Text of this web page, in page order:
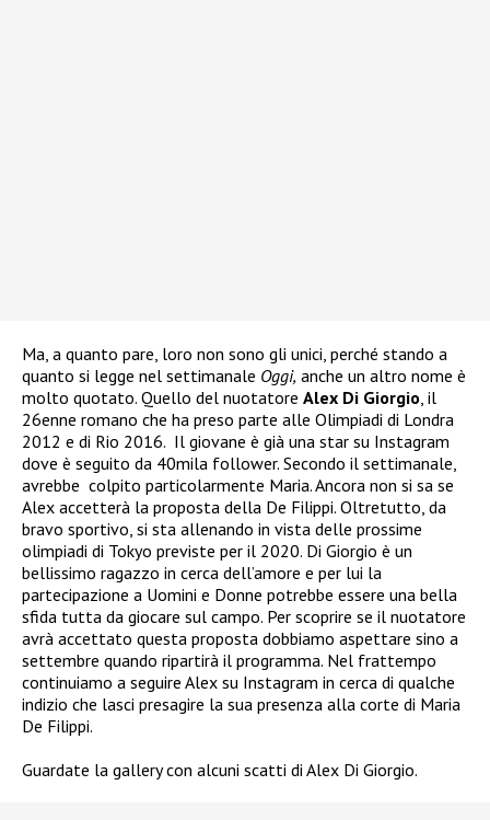
Ma, a quanto pare, loro non sono gli unici, perché stando a
quanto si legge nel settimanale Oggi, anche un altro nome è
molto quotato. Quello del nuotatore Alex Di Giorgio , il
26enne romano che ha preso parte alle Olimpiadi di Londra
2012 e di Rio 2016. Il giovane è già una star su Instagram
dove è seguito da 40mila follower. Secondo il settimanale,
avrebbe colpito particolarmente Maria.Ancora non si sa se
Alex accetterà la proposta della De Filippi. Oltretutto, da
bravo sportivo, si sta allenando in vista delle prossime
olimpiadi di Tokyo previste per il 2020. Di Giorgio è un
bellissimo ragazzo in cerca dell’amore e per lui la
partecipazione a Uomini e Donne potrebbe essere una bella
sfida tutta da giocare sul campo. Per scoprire se il nuotatore
avrà accettato questa proposta dobbiamo aspettare sino a
settembre quando ripartirà il programma. Nel frattempo
continuiamo a seguire Alex su Instagram in cerca di qualche
indizio che lasci presagire la sua presenza alla corte di Maria
De Filippi.
Guardate la gallery con alcuni scatti di Alex Di Giorgio.